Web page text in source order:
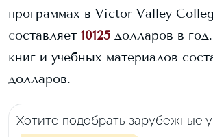
программах в Victor Valley
составляет 10125 долларов в год.
книг и учебных материалов
долларов.
Хотите подобрать зарубежные